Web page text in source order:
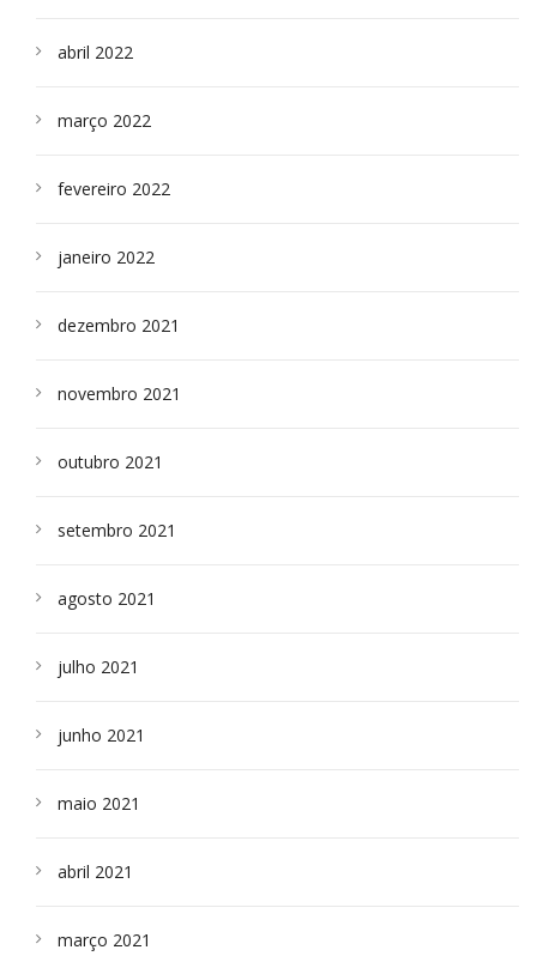
abril 2022
março 2022
fevereiro 2022
janeiro 2022
dezembro 2021
novembro 2021
outubro 2021
setembro 2021
agosto 2021
julho 2021
junho 2021
maio 2021
abril 2021
março 2021